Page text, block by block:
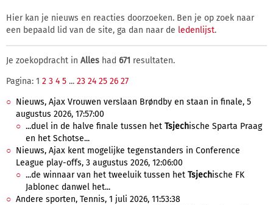
Hier kan je nieuws en reacties doorzoeken. Ben je op zoek naar
een bepaald lid van de site, ga dan naar de ledenlijst.
Je zoekopdracht in Alles had 671 resultaten.
Pagina: 1 2 3 4 5 ... 23 24 25 26 27
Nieuws, Ajax Vrouwen verslaan Brøndby en staan in finale, 5
augustus 2026, 17:57:00
...duel in de halve finale tussen het Tsjechische Sparta Praag
en het Schotse...
Nieuws, Ajax kent mogelijke tegenstanders in Conference
League play-offs, 3 augustus 2026, 12:06:00
...de winnaar van het tweeluik tussen het Tsjechische FK
Jablonec danwel het...
Andere sporten, Tennis, 1 juli 2026, 11:53:38